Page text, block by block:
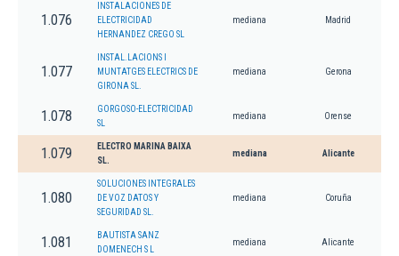
1.076
INSTALACIONES DE
ELECTRICIDAD
HERNANDEZ CREGO SL
mediana Madrid
1.077
INSTAL.LACIONS I
MUNTATGES ELECTRICS DE
GIRONA SL.
mediana Gerona
1.078
GORGOSO-ELECTRICIDAD
SL
mediana Orense
1.079
ELECTRO MARINA BAIXA
SL.
mediana Alicante
1.080
SOLUCIONES INTEGRALES
DE VOZ DATOS Y
SEGURIDAD SL.
mediana Coruña
1.081
BAUTISTA SANZ
DOMENECH S L
mediana Alicante